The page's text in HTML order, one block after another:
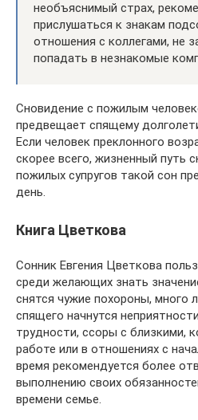
необъяснимый страх,
прислушаться к знакам
отношения с коллегами, не
попадать в незнакомые
Сновидение с пожилым
предвещает спящему
Если человек преклонного
скорее всего, жизненный путь
пожилых супругов такой сон
день.
Книга Цветкова
Сонник Евгения Цветкова
среди желающих знать
снятся чужие похороны, много
спящего начнутся
трудности, ссоры с близкими,
работе или в отношениях с
время рекомендуется более
выполнению своих
времени семье.